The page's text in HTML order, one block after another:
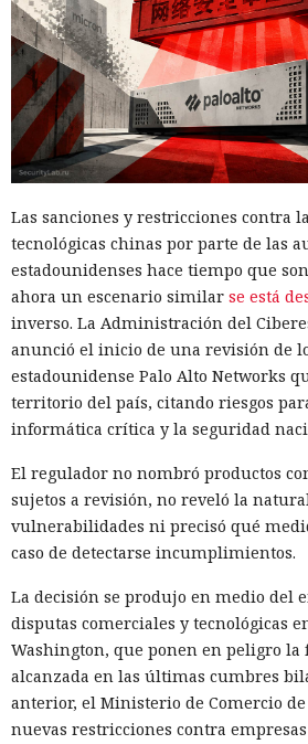
Las sanciones y restricciones contra
tecnológicas chinas por parte de las
estadounidenses hace tiempo que
ahora un escenario similar se está
inverso. La Administración del
anunció el inicio de una revisión de
estadounidense Palo Alto Networks
territorio del país, citando riesgos
informática crítica y la seguridad
El regulador no nombró productos
sujetos a revisión, no reveló la
vulnerabilidades ni precisó qué
caso de detectarse incumplimientos.
La decisión se produjo en medio del
disputas comerciales y tecnológicas
Washington, que ponen en peligro la
alcanzada en las últimas cumbres
anterior, el Ministerio de Comercio
nuevas restricciones contra